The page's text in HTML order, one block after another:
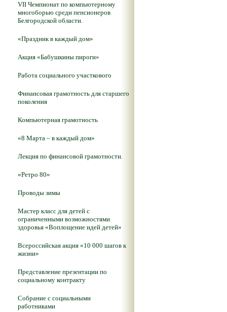
VII Чемпионат по компьютерному
многоборью среди пенсионеров
Белгородской области.
«Праздник в каждый дом»
Акция «Бабушкины пироги»
Работа социального участкового
Финансовая грамотность для старшего
поколения
Компьютерная грамотность
«8 Марта – в каждый дом»
Лекция по финансовой грамотности.
«Ретро 80»
Проводы зимы
Мастер класс для детей с
ограниченными возможностями
здоровья «Воплощение идей детей»
Всероссийская акция «10 000 шагов к
жизни»
Представление презентации по
социальному контракту
Собрание с социальными
работниками